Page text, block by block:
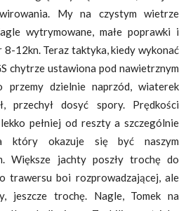
My na czystym wietrze
wytrymowane, małe poprawki i
8-12kn. Teraz taktyka, kiedy wykonać
chytrze ustawiona pod nawietrznym
przemy dzielnie naprzód, wiaterek
przechył dosyć spory. Prędkości
pełniej od reszty a szczególnie
który okazuje się być naszym
Większe jachty poszły trochę do
trawersu boi rozprowadzającej, ale
jeszcze trochę. Nagle, Tomek na